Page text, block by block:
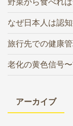
なぜ日本人は認
旅行先での健康
老化の黄色信号
アーカイブ